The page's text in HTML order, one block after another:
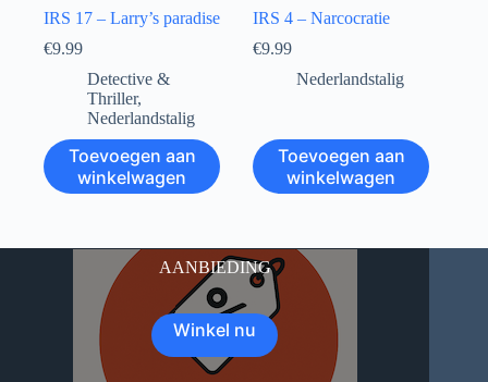
IRS 17 – Larry’s paradise
€9.99
Detective &
Thriller,
Nederlandstalig
Toevoegen aan
winkelwagen
IRS 4 – Narcocratie
€9.99
Nederlandstalig
Toevoegen aan
winkelwagen
AANBIEDING
Winkel nu